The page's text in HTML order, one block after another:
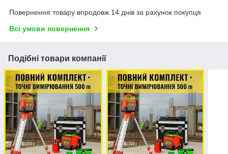
Повернення товару впродовж 14 днів за рахунок покупця
Всі умови повернення
Подібні товари компанії